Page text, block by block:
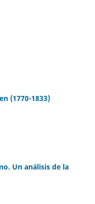
(1770-1833)
Un análisis de la